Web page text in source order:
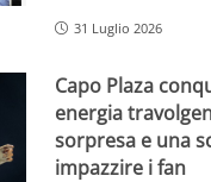
31 Luglio 2026
Capo Plaza
energia
sorpresa e una
impazzire i fan